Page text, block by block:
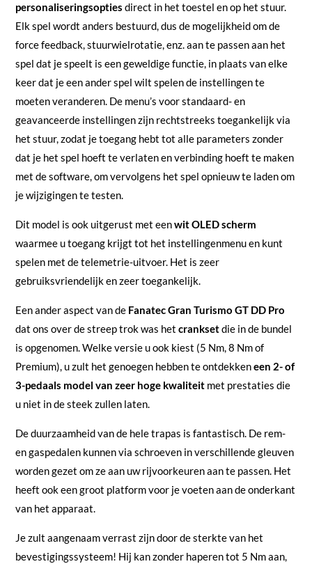
personaliseringsopties direct in het toestel en op het stuur.
Elk spel wordt anders bestuurd, dus de mogelijkheid om de
force feedback, stuurwielrotatie, enz. aan te passen aan het
spel dat je speelt is een geweldige functie, in plaats van elke
keer dat je een ander spel wilt spelen de instellingen te
moeten veranderen. De menu’s voor standaard- en
geavanceerde instellingen zijn rechtstreeks toegankelijk via
het stuur, zodat je toegang hebt tot alle parameters zonder
dat je het spel hoeft te verlaten en verbinding hoeft te maken
met de software, om vervolgens het spel opnieuw te laden om
je wijzigingen te testen.
Dit model is ook uitgerust met eenwit OLED scherm
waarmee u toegang krijgt tot het instellingenmenu en kunt
spelen met de telemetrie-uitvoer. Het is zeer
gebruiksvriendelijk en zeer toegankelijk.
Een ander aspect van de Fanatec Gran Turismo GT DD Pro
dat ons over de streep trok was het cranksetdie in de bundel
is opgenomen. Welke versie u ook kiest (5 Nm, 8 Nm of
Premium), u zult het genoegen hebben te ontdekkeneen 2- of
3-pedaals model van zeer hoge kwaliteitmet prestaties die
u niet in de steek zullen laten.
De duurzaamheid van de hele trapas is fantastisch. De rem-
en gaspedalen kunnen via schroeven in verschillende gleuven
worden gezet om ze aan uw rijvoorkeuren aan te passen. Het
heeft ook een groot platform voor je voeten aan de onderkant
van het apparaat.
Je zult aangenaam verrast zijn door de sterkte van het
bevestigingssysteem! Hij kan zonder haperen tot 5 Nm aan,